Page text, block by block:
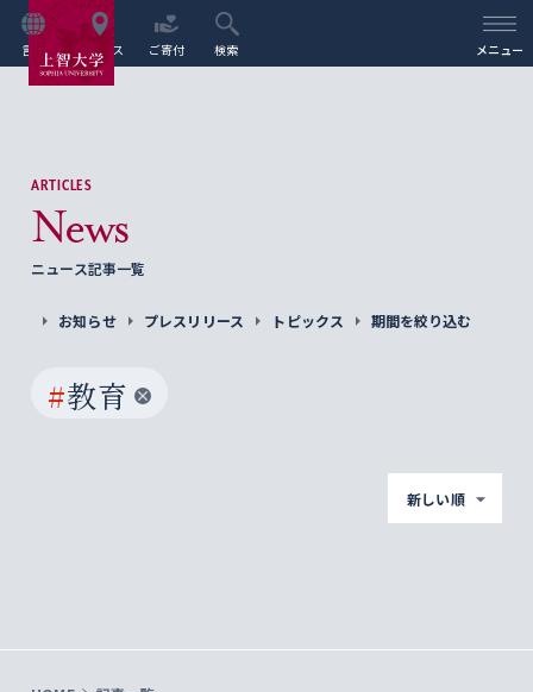
言語 アクセス ご寄付 検索 メニュー
ARTICLES
News
ニュース記事一覧
お知らせ プレスリリース トピックス 期間を絞り込む
#教育
新しい順